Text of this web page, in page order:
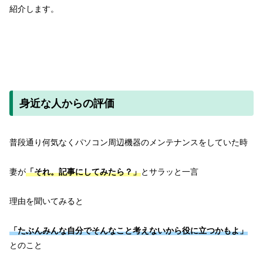
紹介します。
身近な人からの評価
普段通り何気なくパソコン周辺機器のメンテナンスをしていた時
妻が「それ。記事にしてみたら？」とサラッと一言
理由を聞いてみると
「たぶんみんな自分でそんなこと考えないから役に立つかもよ」
とのこと